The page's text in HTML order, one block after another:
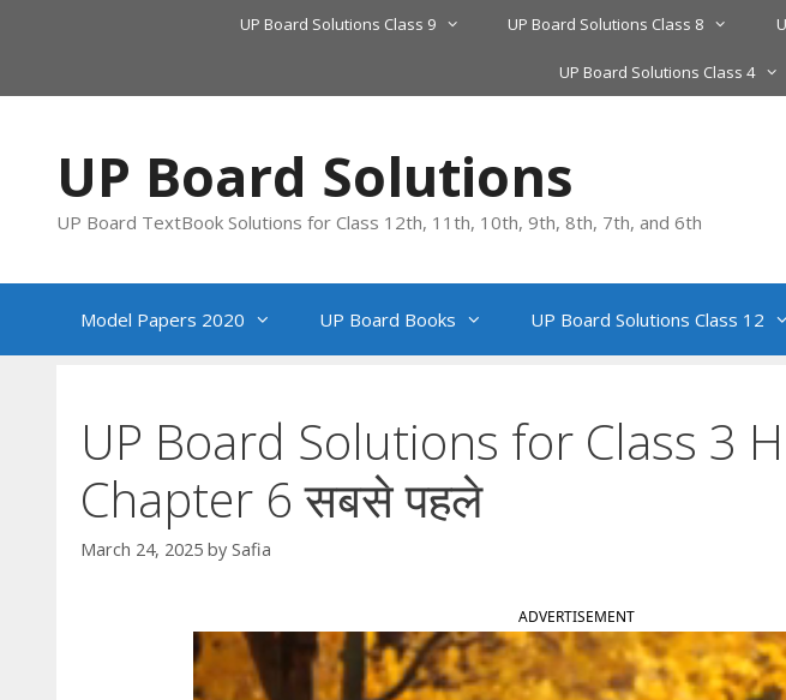
UP Board Solutions Class 9 UP Board Solutions Class 8
UP Board Solutions Class 4
UP Board Solutions
UP Board TextBook Solutions for Class 12th, 11th, 10th, 9th, 8th, 7th, and 6th
Model Papers 2020 UP Board Books UP Board Solutions Class 12
UP Board Solutions for Class 3
Chapter 6 सबसे पहले
March 24, 2025 by Safia
ADVERTISEMENT